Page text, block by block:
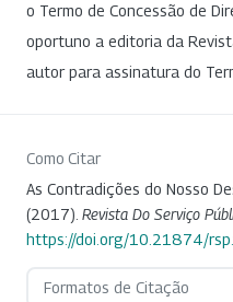
o Termo de Concessão de
oportuno a editoria da
autor para assinatura do
Como Citar
As Contradições do Nosso
(2017). Revista Do Serviço
https://doi.org/10.21874/
Formatos de Citação